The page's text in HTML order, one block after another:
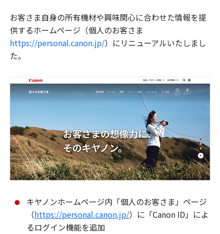
お客さま自身の所有機材や興味関心に合わせた情報を提
供するホームページ（個人のお客さま
https://personal.canon.jp/）にリニューアルいたしまし
た。
キヤノンホームページ内「個人のお客さま」ページ
（https://personal.canon.jp/）に「Canon ID」によ
るログイン機能を追加